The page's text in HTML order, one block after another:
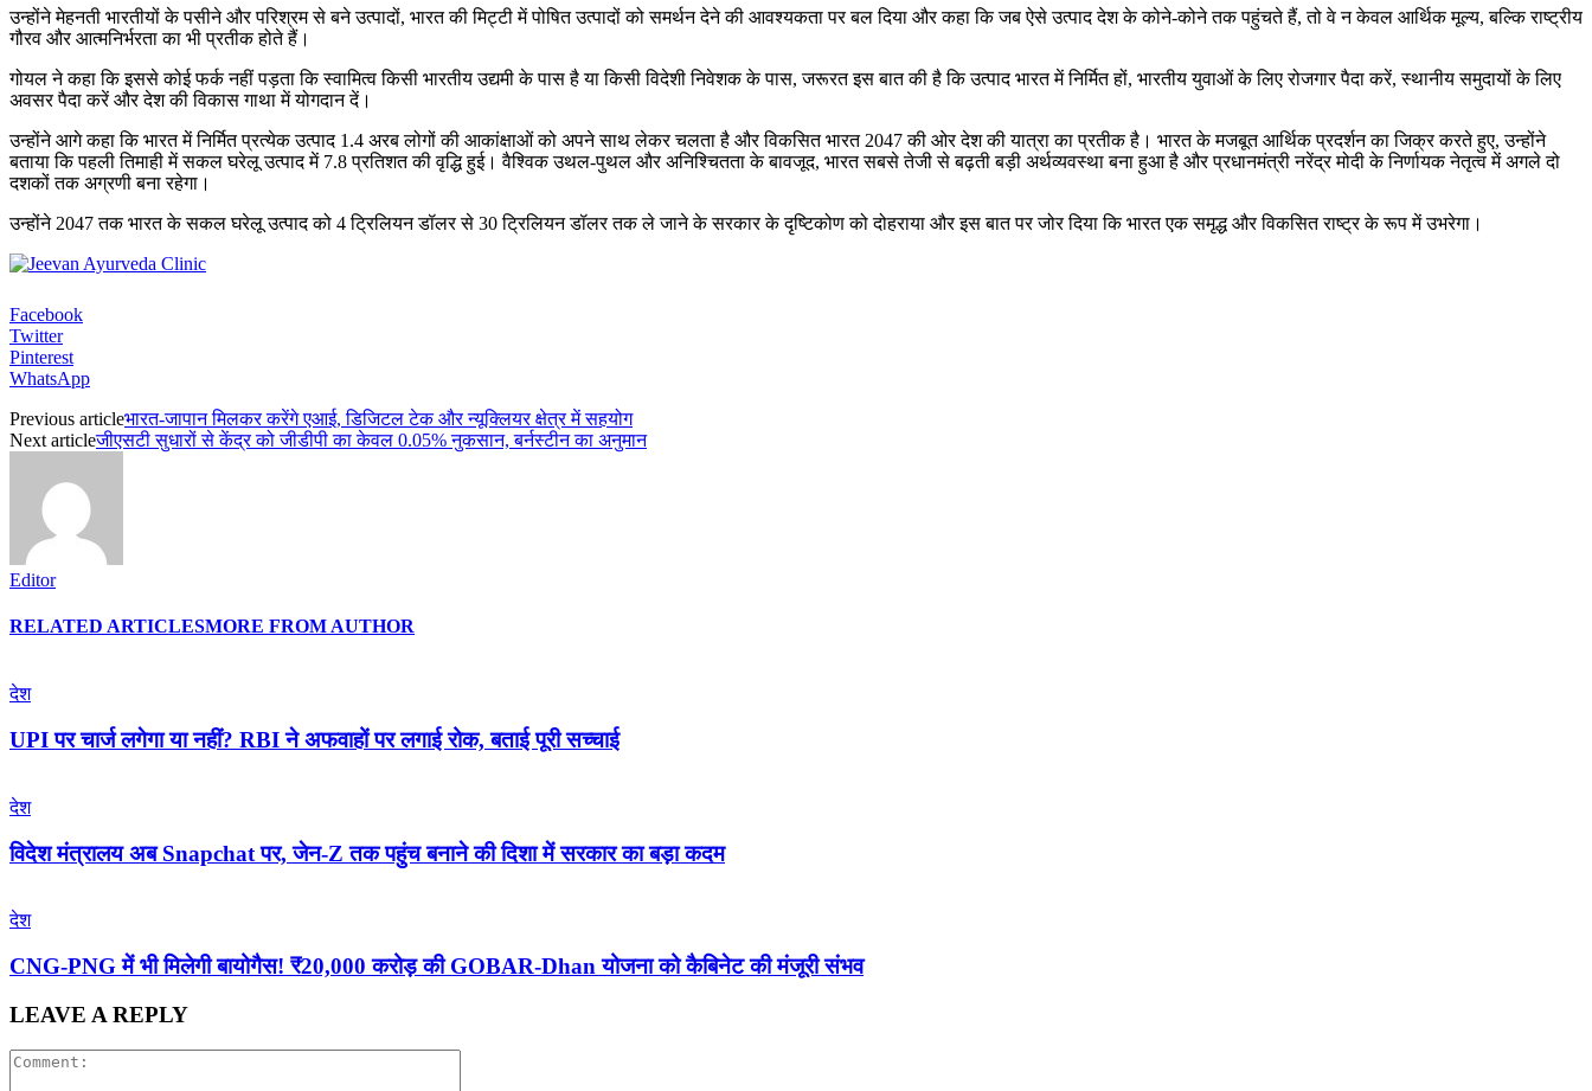
उन्होंने मेहनती भारतीयों के पसीने और परिश्रम से बने उत्पादों, भारत की मिट्टी में पोषित उत्पादों को समर्थन देने की आवश्यकता पर बल दिया और कहा कि जब ऐसे उत्पाद देश के कोने-कोने तक पहुंचते हैं, तो वे न केवल आर्थिक मूल्य, बल्कि राष्ट्रीय
गौरव और आत्मनिर्भरता का भी प्रतीक होते हैं।
गोयल ने कहा कि इससे कोई फर्क नहीं पड़ता कि स्वामित्व किसी भारतीय उद्यमी के पास है या किसी विदेशी निवेशक के पास, जरूरत इस बात की है कि उत्पाद भारत में निर्मित हों, भारतीय युवाओं के लिए रोजगार पैदा करें, स्थानीय समुदायों के लिए
अवसर पैदा करें और देश की विकास गाथा में योगदान दें।
उन्होंने आगे कहा कि भारत में निर्मित प्रत्येक उत्पाद 1.4 अरब लोगों की आकांक्षाओं को अपने साथ लेकर चलता है और विकसित भारत 2047 की ओर देश की यात्रा का प्रतीक है। भारत के मजबूत आर्थिक प्रदर्शन का जिक्र करते हुए, उन्होंने
बताया कि पहली तिमाही में सकल घरेलू उत्पाद में 7.8 प्रतिशत की वृद्धि हुई। वैश्विक उथल-पुथल और अनिश्चितता के बावजूद, भारत सबसे तेजी से बढ़ती बड़ी अर्थव्यवस्था बना हुआ है और प्रधानमंत्री नरेंद्र मोदी के निर्णायक नेतृत्व में अगले दो
दशकों तक अग्रणी बना रहेगा।
उन्होंने 2047 तक भारत के सकल घरेलू उत्पाद को 4 ट्रिलियन डॉलर से 30 ट्रिलियन डॉलर तक ले जाने के सरकार के दृष्टिकोण को दोहराया और इस बात पर जोर दिया कि भारत एक समृद्ध और विकसित राष्ट्र के रूप में उभरेगा।
Facebook
Twitter
Pinterest
WhatsApp
Previous articleभारत-जापान मिलकर करेंगे एआई, डिजिटल टेक और न्यूक्लियर क्षेत्र में सहयोग
Next articleजीएसटी सुधारों से केंद्र को जीडीपी का केवल 0.05% नुकसान, बर्नस्टीन का अनुमान
Editor
RELATED ARTICLESMORE FROM AUTHOR
देश
UPI पर चार्ज लगेगा या नहीं? RBI ने अफवाहों पर लगाई रोक, बताई पूरी सच्चाई
देश
विदेश मंत्रालय अब Snapchat पर, जेन-Z तक पहुंच बनाने की दिशा में सरकार का बड़ा कदम
देश
CNG-PNG में भी मिलेगी बायोगैस! ₹20,000 करोड़ की GOBAR-Dhan योजना को कैबिनेट की मंजूरी संभव
LEAVE A REPLY